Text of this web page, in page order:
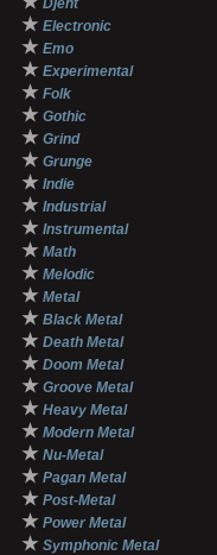
Djent
★ Electronic
★ Emo
★ Experimental
★ Folk
★ Gothic
★ Grind
★ Grunge
★ Indie
★ Industrial
★ Instrumental
★ Math
★ Melodic
★ Metal
★ Black Metal
★ Death Metal
★ Doom Metal
★ Groove Metal
★ Heavy Metal
★ Modern Metal
★ Nu-Metal
★ Pagan Metal
★ Post-Metal
★ Power Metal
★ Symphonic Metal